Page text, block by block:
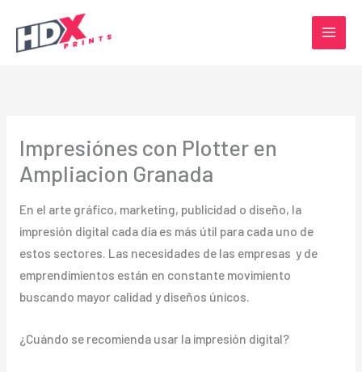
contenido
Impresiónes con Plotter en
Ampliacion Granada
En el arte gráfico, marketing, publicidad o diseño, la
impresión digital cada día es más útil para cada uno de
estos sectores. Las necesidades de las empresas y de
emprendimientos están en constante movimiento
buscando mayor calidad y diseños únicos.
¿Cuándo se recomienda usar la impresión digital?